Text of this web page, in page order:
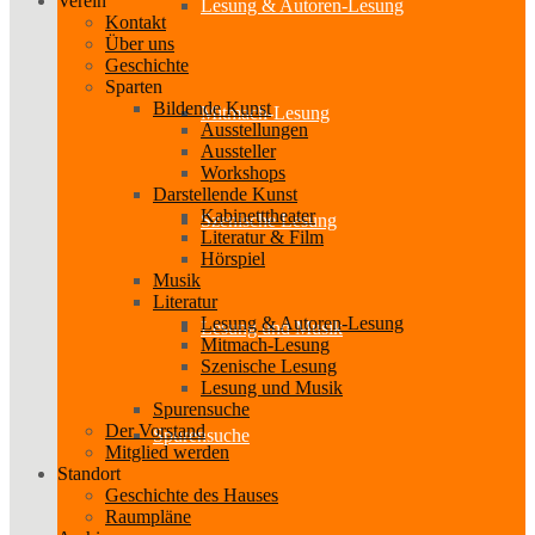
Lesung & Autoren-Lesung
Mitmach-Lesung
Szenische Lesung
Lesung und Musik
Spurensuche
Kontakt
Über uns
Geschichte
Sparten
Bildende Kunst
Ausstellungen
Aussteller
Workshops
Darstellende Kunst
Kabinetttheater
Literatur & Film
Hörspiel
Musik
Literatur
Lesung & Autoren-Lesung
Mitmach-Lesung
Szenische Lesung
Lesung und Musik
Spurensuche
Der Vorstand
Mitglied werden
Standort
Geschichte des Hauses
Raumpläne